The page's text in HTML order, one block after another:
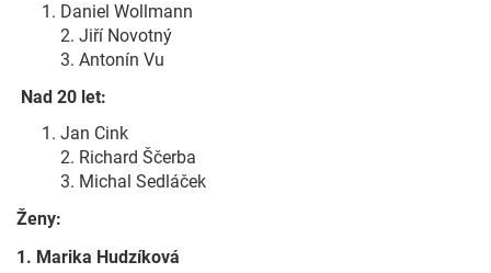
Daniel Wollmann
2. Jiří Novotný
3. Antonín Vu
Nad 20 let:
Jan Cink
2. Richard Ščerba
3. Michal Sedláček
Ženy:
1. Marika Hudzíková